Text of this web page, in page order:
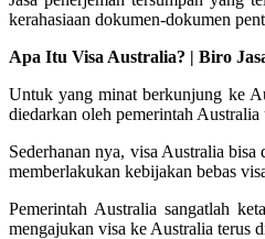
kerahasiaan dokumen-dokumen
Apa Itu Visa Australia? | Biro
Untuk yang minat berkunjung ke
diedarkan oleh pemerintah
Sederhanan nya, visa Australia
memberlakukan kebijakan bebas
Pemerintah Australia sangatlah
mengajukan visa ke Australia terus